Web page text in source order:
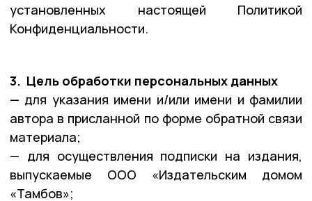
установленных настоящей Политикой
Конфиденциальности.
3. Цель обработки персональных данных
— для указания имени и/или имени и фамилии
автора в присланной по форме обратной связи
материала;
— для осуществления подписки на издания,
выпускаемые ООО «Издательским домом
«Тамбов»;